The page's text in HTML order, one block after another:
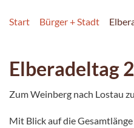
Start Bürger + Stadt
Elberadeltag
Zum Weinberg nach Lostau
Mit Blick auf die